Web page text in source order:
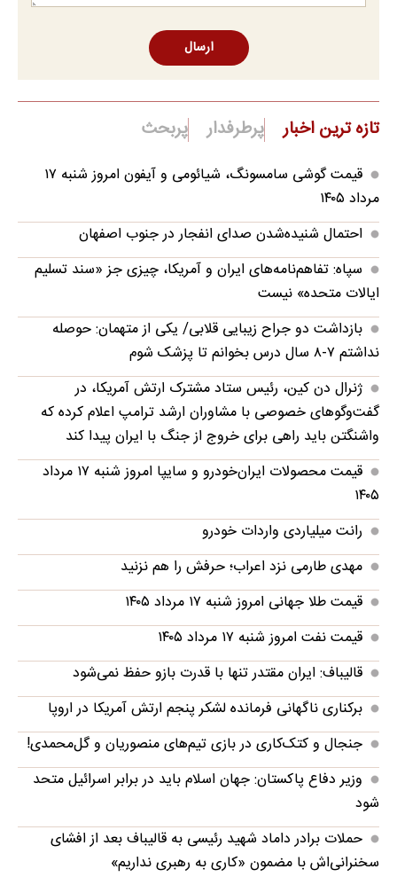
ارسال
تازه ترین اخبار پرطرفدار پربحث
قیمت گوشی سامسونگ، شیائومی و آیفون امروز شنبه ۱۷
مرداد ۱۴۰۵
احتمال شنیده‌شدن صدای انفجار در جنوب اصفهان
سپاه: تفاهم‌نامه‌های ایران و آمریکا، چیزی جز «سند تسلیم
ایالات متحده» نیست
بازداشت دو جراح زیبایی قلابی/ یکی از متهمان: حوصله
نداشتم ۷-۸ سال درس بخوانم تا پزشک شوم
ژنرال دن کین، رئیس ستاد مشترک ارتش آمریکا، در
گفت‌وگوهای خصوصی با مشاوران ارشد ترامپ اعلام کرده که
واشنگتن باید راهی برای خروج از جنگ با ایران پیدا کند
قیمت محصولات ایران‌خودرو و سایپا امروز شنبه ۱۷ مرداد
۱۴۰۵
رانت میلیاردی واردات خودرو
مهدی طارمی نزد اعراب؛ حرفش را هم نزنید
قیمت طلا جهانی امروز شنبه ۱۷ مرداد ۱۴۰۵
قیمت نفت امروز شنبه ۱۷ مرداد ۱۴۰۵
قالیباف: ایران مقتدر تنها با قدرت بازو حفظ نمی‌شود
برکناری ناگهانی فرمانده لشکر پنجم ارتش آمریکا در اروپا
جنجال و کتک‌کاری در بازی تیم‌های منصوریان و گل‌محمدی!
وزیر دفاع پاکستان: جهان اسلام باید در برابر اسرائیل متحد
شود
حملات برادر داماد شهید رئیسی به قالیباف بعد از افشای
سخنرانی‌اش با مضمون «کاری به رهبری نداریم»